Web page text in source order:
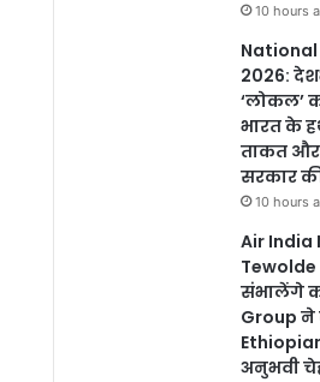
10 hours
2026:
‘लोकल’
भारत के
ताकत और
सरकार
10 hours
Air India
संभालेंगे
Group ने
अनुभवी